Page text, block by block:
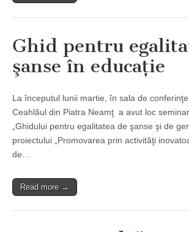
Ghid pentru
şanse în educaţie
La începutul lunii martie, în sala de
Ceahlăul din Piatra Neamţ a avut loc
„Ghidului pentru egalitatea de şanse şi de
proiectului „Promovarea prin activităţi
de…
Read more →